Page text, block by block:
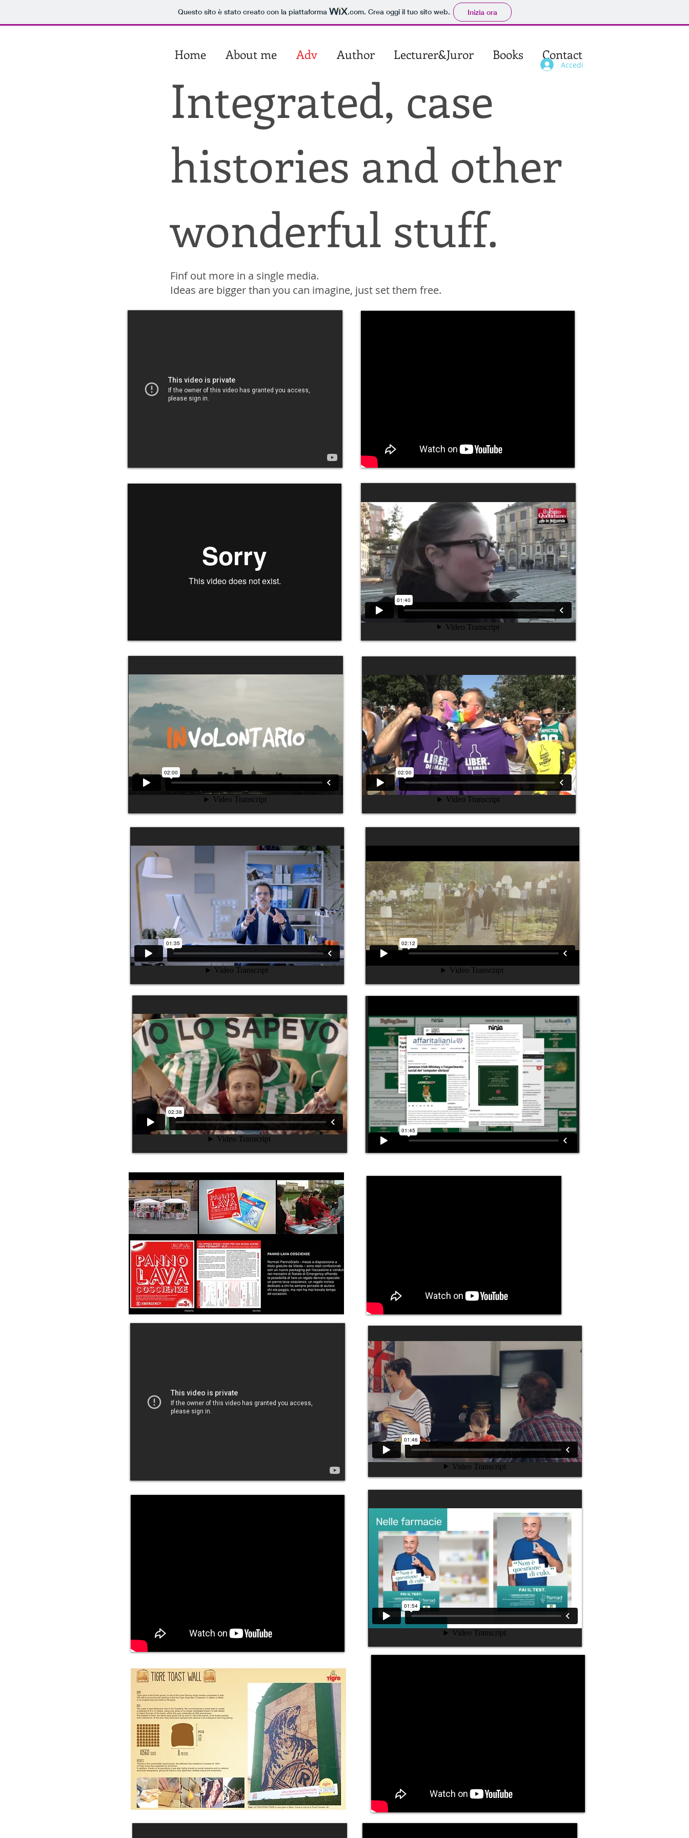
Questo sito è stato creato con la piattaforma .com. Crea oggi il tuo sito web. Inizia ora
Home About me Adv Author Lecturer&Juror Books Contact
Accedi
Integrated, case
histories and other
wonderful stuff.
Finf out more in a single media.
Ideas are bigger than you can imagine, just set them free.